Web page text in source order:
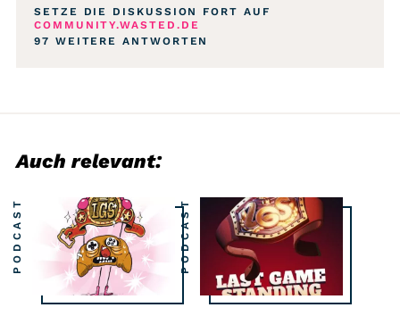
SETZE DIE DISKUSSION FORT AUF
COMMUNITY.WASTED.DE
97 WEITERE ANTWORTEN
Auch relevant:
PODCAST PODCAST